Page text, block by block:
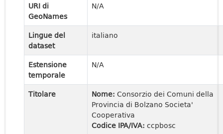
URI di
GeoNames
N/A
Lingue del
dataset
italiano
Estensione
temporale
N/A
Titolare Nome: Consorzio dei Comuni della
Provincia di Bolzano Societa'
Cooperativa
Codice IPA/IVA: ccpbosc